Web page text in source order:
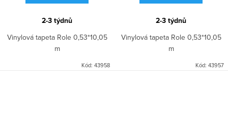
2-3 týdnů
Vinylová tapeta Role 0,53*10,05
m
Kód: 43958
2-3 týdnů
Vinylová tapeta Role 0,53*10,05
m
Kód: 43957